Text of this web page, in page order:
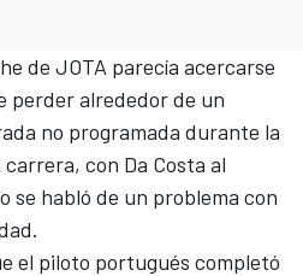
de JOTA parecía acercarse
perder alrededor de un
no programada durante la
carrera, con Da Costa al
se habló de un problema con
el piloto portugués completó